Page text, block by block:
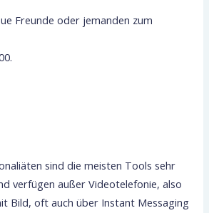
Freunde oder jemanden zum
sind die meisten Tools sehr
verfügen außer Videotelefonie, also
Bild, oft auch über Instant Messaging